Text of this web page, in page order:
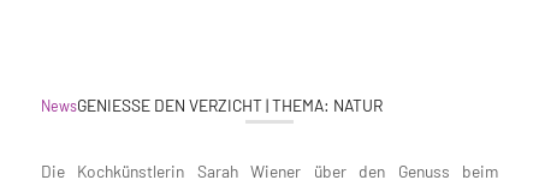
NewsGENIESSE DEN VERZICHT | THEMA: NATUR
Die Kochkünstlerin Sarah Wiener über den Genuss beim